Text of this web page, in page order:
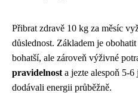
Přibrat zdravě 10 kg za měsíc
důslednost. Základem je
bohatší, ale zároveň výživné
pravidelnost a jezte alespoň 5-
dodávali energii průběžně.